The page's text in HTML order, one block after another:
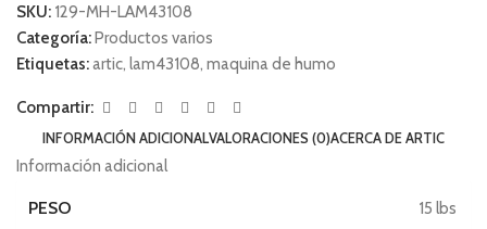
SKU: 129-MH-LAM43108
Categoría:Productos varios
Etiquetas:artic, lam43108, maquina de humo
Compartir:
INFORMACIÓN ADICIONALVALORACIONES (0)ACERCA DE ARTIC
Información adicional
PESO 15 lbs